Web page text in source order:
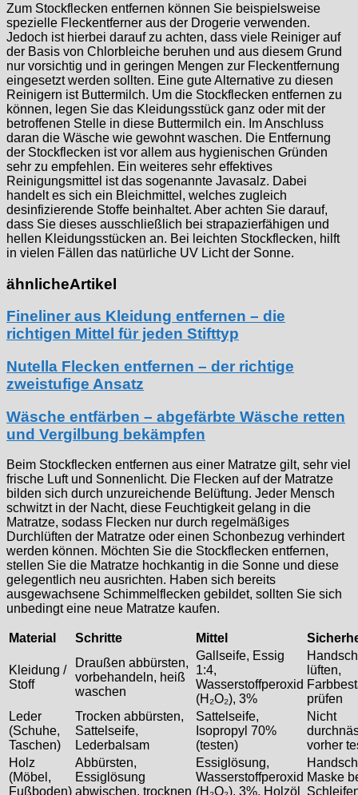
Zum Stockflecken entfernen können Sie beispielsweise
spezielle Fleckentferner aus der Drogerie verwenden.
Jedoch ist hierbei darauf zu achten, dass viele Reiniger auf
der Basis von Chlorbleiche beruhen und aus diesem Grund
nur vorsichtig und in geringen Mengen zur Fleckentfernung
eingesetzt werden sollten. Eine gute Alternative zu diesen
Reinigern ist Buttermilch. Um die Stockflecken entfernen zu
können, legen Sie das Kleidungsstück ganz oder mit der
betroffenen Stelle in diese Buttermilch ein. Im Anschluss
daran die Wäsche wie gewohnt waschen. Die Entfernung
der Stockflecken ist vor allem aus hygienischen Gründen
sehr zu empfehlen. Ein weiteres sehr effektives
Reinigungsmittel ist das sogenannte Javasalz. Dabei
handelt es sich ein Bleichmittel, welches zugleich
desinfizierende Stoffe beinhaltet. Aber achten Sie darauf,
dass Sie dieses ausschließlich bei strapazierfähigen und
hellen Kleidungsstücken an. Bei leichten Stockflecken, hilft
in vielen Fällen das natürliche UV Licht der Sonne.
ähnlicheArtikel
Fineliner aus Kleidung entfernen – die
richtigen Mittel für jeden Stifttyp
Nutella Flecken entfernen – der richtige
zweistufige Ansatz
Wäsche entfärben – abgefärbte Wäsche retten
und Vergilbung bekämpfen
Beim Stockflecken entfernen aus einer Matratze gilt, sehr viel
frische Luft und Sonnenlicht. Die Flecken auf der Matratze
bilden sich durch unzureichende Belüftung. Jeder Mensch
schwitzt in der Nacht, diese Feuchtigkeit gelang in die
Matratze, sodass Flecken nur durch regelmäßiges
Durchlüften der Matratze oder einen Schonbezug verhindert
werden können. Möchten Sie die Stockflecken entfernen,
stellen Sie die Matratze hochkantig in die Sonne und diese
gelegentlich neu ausrichten. Haben sich bereits
ausgewachsene Schimmelflecken gebildet, sollten Sie sich
unbedingt eine neue Matratze kaufen.
Material Schritte Mittel
Kleidung /
Stoff
Draußen abbürsten,
vorbehandeln, heiß
waschen
Gallseife, Essig
1:4,
Wasserstoffperoxid
(H₂O₂), 3%
lüften,
prüfen
Leder
(Schuhe,
Taschen)
Trocken abbürsten,
Sattelseife,
Lederbalsam
Sattelseife,
Isopropyl 70%
(testen)
Nicht
vorher
Holz
(Möbel,
Fußboden)
Abbürsten,
Essiglösung
abwischen, trocknen
Essiglösung,
Wasserstoffperoxid
(H₂O₂), 3%, Holzöl
Maske